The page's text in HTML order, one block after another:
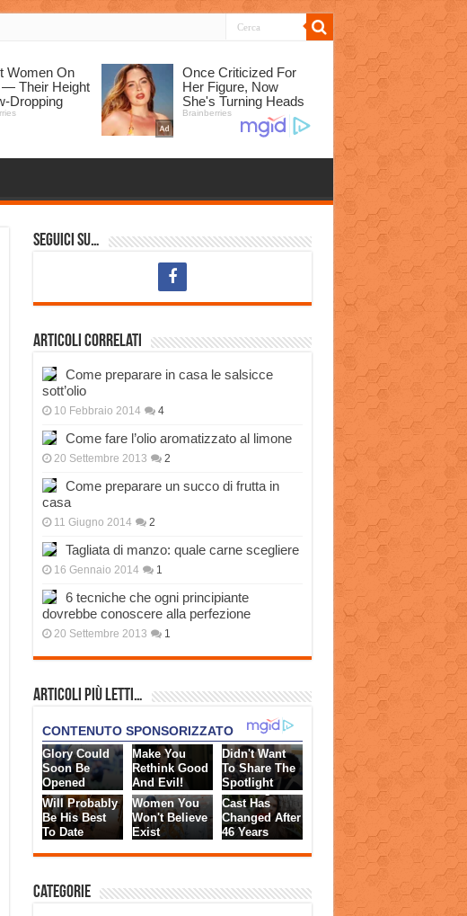
Seguici su…
Articoli correlati
Come preparare in casa le salsicce
sott’olio
10 Febbraio 2014 4
Come fare l’olio aromatizzato al limone
20 Settembre 2013 2
Come preparare un succo di frutta in
casa
11 Giugno 2014 2
Tagliata di manzo: quale carne scegliere
16 Gennaio 2014 1
6 tecniche che ogni principiante
dovrebbe conoscere alla perfezione
20 Settembre 2013 1
Articoli più Letti…
Categorie